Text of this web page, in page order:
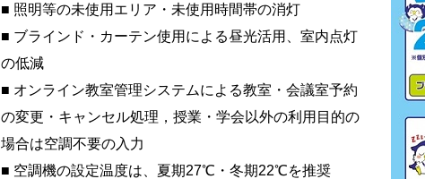
■ 照明等の未使用エリア・未使用時間帯の消灯
■ ブラインド・カーテン使用による昼光活用、室内点灯
の低減
■ オンライン教室管理システムによる教室・会議室予約
の変更・キャンセル処理，授業・学会以外の利用目的の
場合は空調不要の入力
■ 空調機の設定温度は、夏期27℃・冬期22℃を推奨